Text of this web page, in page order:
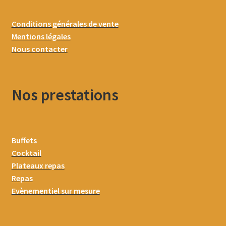
Conditions générales de vente
Mentions légales
Nous contacter
Nos prestations
Buffets
Cocktail
Plateaux repas
Repas
Evènementiel sur mesure